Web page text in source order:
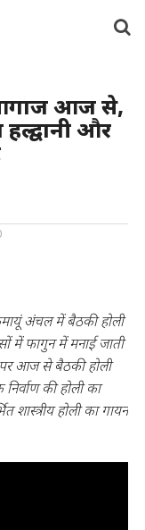
आगाज आज से,
और
अंचल में बैठकी होली
में फागुन में मनाई जाती
आज से बैठकी होली
की होली का
शास्त्रीय होली का गायन